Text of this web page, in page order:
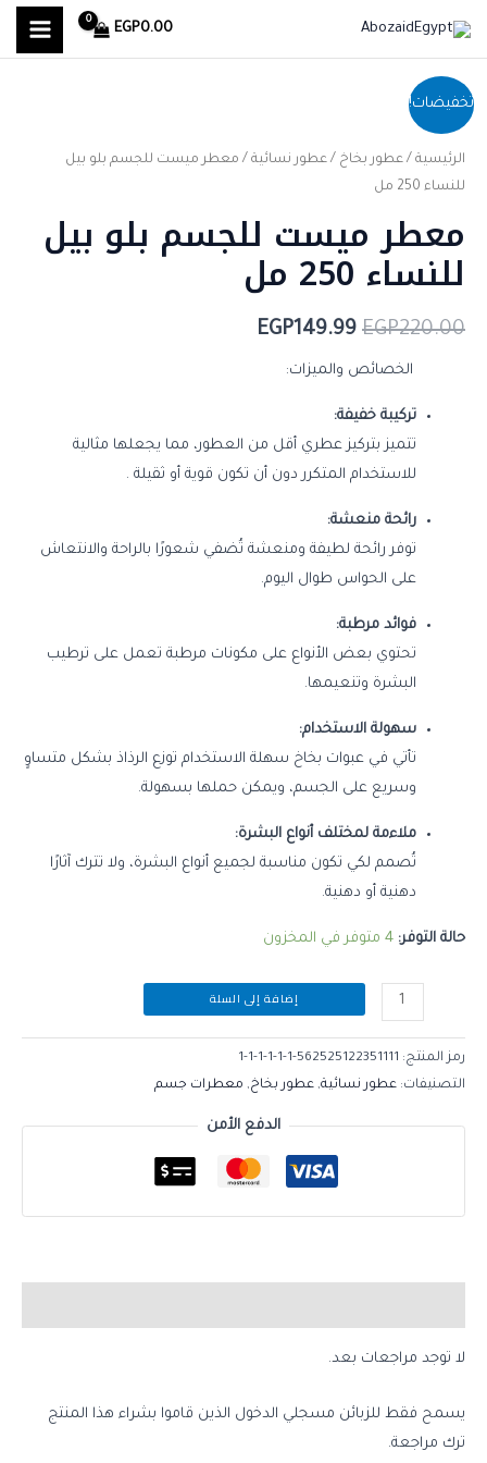
المحتوى
EGP0.00
تخفيضات!
الرئيسية / عطور بخاخ / عطور نسائية / معطر ميست للجسم بلو بيل
للنساء 250 مل
معطر ميست للجسم بلو بيل
للنساء 250 مل
EGP220.00
EGP220.00.
EGP149.99
EGP149.99.
الخصائص والميزات:
تركيبة خفيفة:
تتميز بتركيز عطري أقل من العطور، مما يجعلها مثالية
للاستخدام المتكرر دون أن تكون قوية أو ثقيلة .
رائحة منعشة:
توفر رائحة لطيفة ومنعشة تُضفي شعورًا بالراحة والانتعاش
على الحواس طوال اليوم.
فوائد مرطبة:
تحتوي بعض الأنواع على مكونات مرطبة تعمل على ترطيب
البشرة وتنعيمها.
سهولة الاستخدام:
تأتي في عبوات بخاخ سهلة الاستخدام توزع الرذاذ بشكل متساوٍ
وسريع على الجسم، ويمكن حملها بسهولة.
ملاءمة لمختلف أنواع البشرة:
تُصمم لكي تكون مناسبة لجميع أنواع البشرة، ولا تترك آثارًا
دهنية أو دهنية.
حالة التوفر: 4 متوفر في المخزون
كمية
معطر
ميست
للجسم
بيل
للنساء
مل
إضافة إلى السلة
رمز المنتج: 562525122351111-1-1-1-1-1-1
التصنيفات: عطور نسائية, عطور بخاخ, معطرات جسم
الدفع الأمن
لا توجد مراجعات بعد.
يسمح فقط للزبائن مسجلي الدخول الذين قاموا بشراء هذا المنتج
ترك مراجعة.